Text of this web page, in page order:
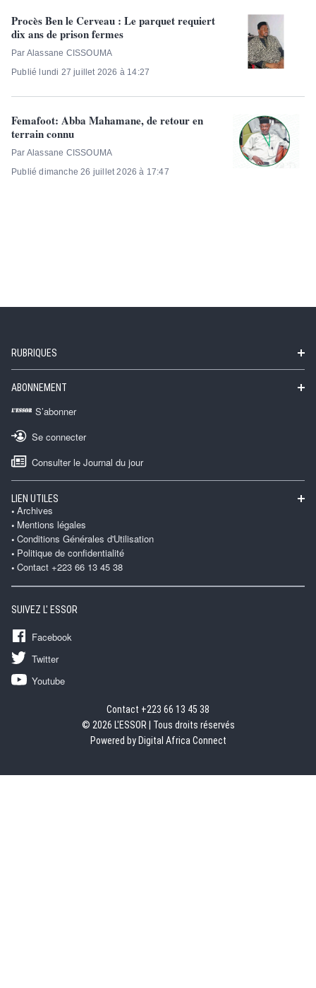
Procès Ben le Cerveau : Le parquet requiert
dix ans de prison fermes
Par Alassane CISSOUMA
Publié lundi 27 juillet 2026 à 14:27
Femafoot: Abba Mahamane, de retour en
terrain connu
Par Alassane CISSOUMA
Publié dimanche 26 juillet 2026 à 17:47
RUBRIQUES
ABONNEMENT
S’abonner
Se connecter
Consulter le Journal du jour
LIEN UTILES
Archives
Mentions légales
Conditions Générales d'Utilisation
Politique de confidentialité
Contact +223 66 13 45 38
SUIVEZ L' ESSOR
Facebook
Twitter
Youtube
Contact +223 66 13 45 38
© 2026 L'ESSOR | Tous droits réservés
Powered by Digital Africa Connect